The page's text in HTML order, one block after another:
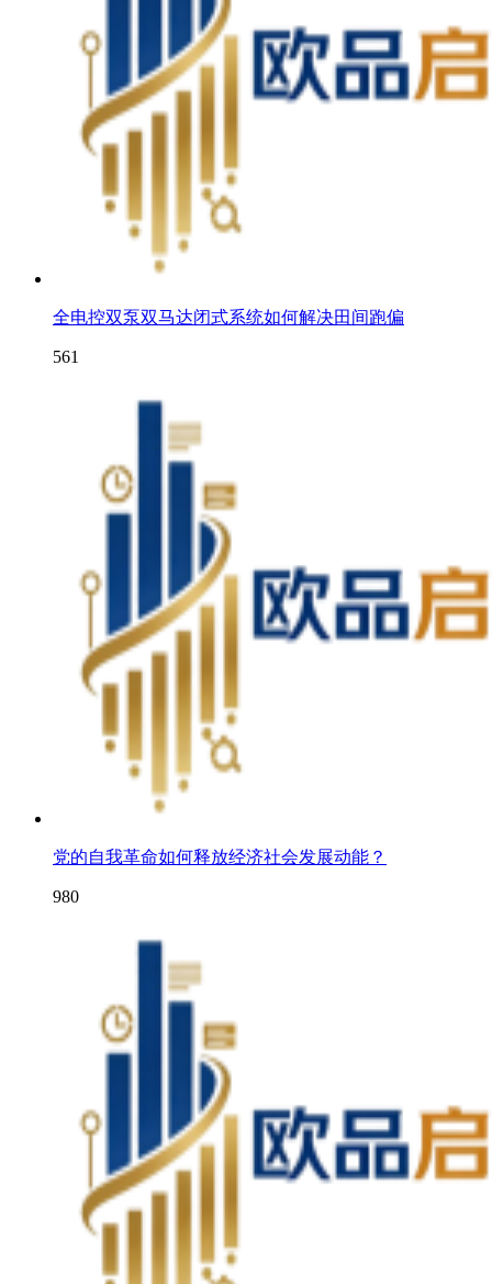
全电控双泵双马达闭式系统如何解决田间跑偏
561
党的自我革命如何释放经济社会发展动能？
980